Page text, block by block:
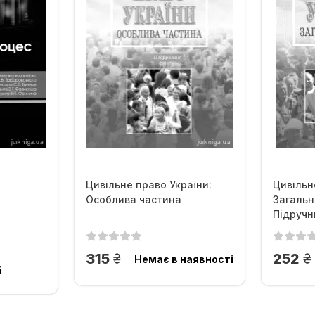
Цивільне право України:
Особлива частина
315 грн.Немає в наявності 252